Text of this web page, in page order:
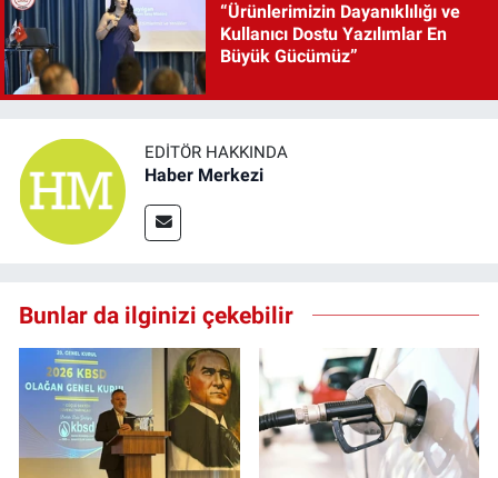
“Ürünlerimizin Dayanıklılığı ve
Kullanıcı Dostu Yazılımlar En
Büyük Gücümüz”
EDITÖR HAKKINDA
Haber Merkezi
Bunlar da ilginizi çekebilir